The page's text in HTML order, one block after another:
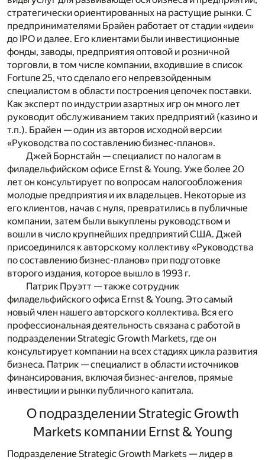
стратегически ориентированных на растущие рынки. С
предпринимателями Брайен работает от стадии «идеи»
до IPO и далее. Его клиентами были инвестиционные
фонды, заводы, предприятия оптовой и розничной
торговли, в том числе компании, входившие в список
Fortune 25, что сделало его непревзойденным
специалистом в области построения цепочек поставки.
Как эксперт по индустрии азартных игр он много лет
руководит обслуживанием таких предприятий (казино и
т.п.). Брайен — один из авторов исходной версии
«Руководства по составлению бизнес-планов».
Джей Борнстайн — специалист по налогам в
филадельфийском офисе Ernst&Young. Уже более 20
лет он консультирует по вопросам налогообложения
молодые предприятия и их владельцев. Некоторые из
его клиентов, начав с нуля, превратились в публичные
компании, затем были выкуплены руководством и
вошли в число крупнейших предприятий США. Джей
присоединился к авторскому коллективу «Руководства
по составлению бизнес-планов» при подготовке
второго издания, которое вышло в 1993 г.
Патрик Пруэтт — также сотрудник
филадельфийского офиса Ernst&Young. Это самый
новый член нашего авторского коллектива. Вся его
профессиональная деятельность связана с работой в
подразделенииStrategicGrowth Markets, где он
консультирует компании на всех стадиях цикла развития
бизнеса. Патрик — специалист в области источников
финансирования, включая бизнес-ангелов, прямые
инвестиции и рынки публичного капитала.
О подразделении Strategic Growth
Markets компании Ernst&Young
Подразделение StrategicGrowth Markets — лидер в